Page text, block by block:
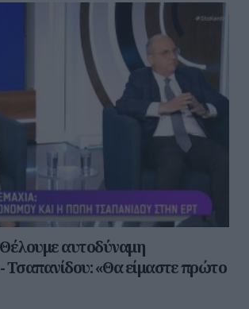
αυτοδύναμη
Τσαπανίδου: «Θα είμαστε πρώτο